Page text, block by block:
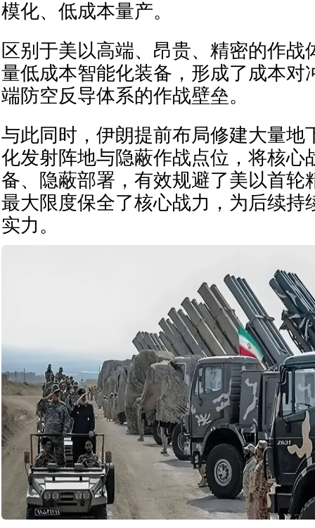
模化、低成本量产。
区别于美以高端、昂贵、精密的作战
量低成本智能化装备，形成了成本对
端防空反导体系的作战壁垒。
与此同时，伊朗提前布局修建大量地
化发射阵地与隐蔽作战点位，将核心
备、隐蔽部署，有效规避了美以首轮
最大限度保全了核心战力，为后续持
实力。